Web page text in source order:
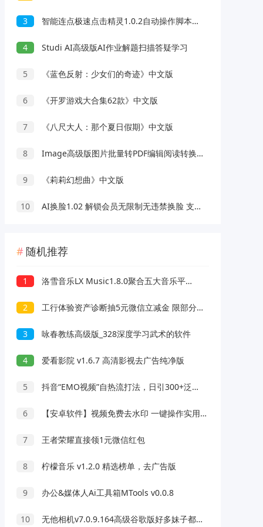
3 智能连点极速点击精灵1.0.2自动操作脚本录制解放双手
4 Studi AI高级版AI作业解题扫描答疑学习
5 《蓝色反射：少女们的奇迹》中文版
6 《开罗游戏大合集62款》中文版
7 《八尺大人：那个夏日假期》中文版
8 Image高级版图片批量转PDF编辑阅读转换工具
9 《莉莉幻想曲》中文版
10 AI换脸1.02 解锁会员无限制无违禁换脸 支持照片/视频
随机推荐
1 洛雪音乐LX Music1.8.0聚合五大音乐平台可无损听歌
2 工行体验资产诊断抽5元微信立减金 限部分用户
3 咏春教练高级版_328深度学习武术的软件
4 爱看影院 v1.6.7 高清影视去广告纯净版
5 抖音“EMO视频”自热流打法，日引300+泛垂直创业粉
6 【安卓软件】视频免费去水印 一键操作实用工具
7 王者荣耀直接领1元微信红包
8 柠檬音乐 v1.2.0 精选榜单，去广告版
9 办公&媒体人Ai工具箱MTools v0.0.8
10 无他相机v7.0.9.164高级谷歌版好多妹子都在用